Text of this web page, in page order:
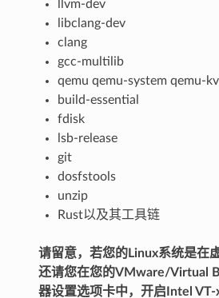
llvm-dev
libclang-dev
clang
gcc-multilib
qemu qemu-system qemu-
build-essential
fdisk
lsb-release
git
dosfstools
unzip
Rust以及其工具链
请留意，若您的Linux系统是在
还请您在您的VMware/Virtual
器设置选项卡中，开启Intel VT-